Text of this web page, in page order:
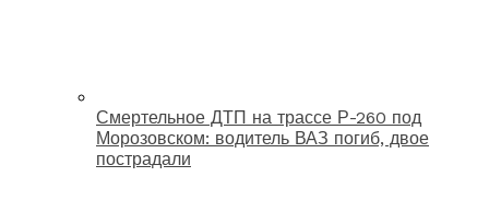
Смертельное ДТП на трассе Р-260 под
Морозовском: водитель ВАЗ погиб, двое
пострадали